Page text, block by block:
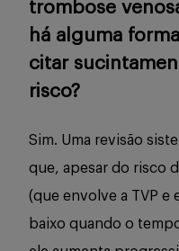
trombose
há alguma
citar
risco?
Sim. Uma revisão
que, apesar do risco
(que envolve a TVP e
baixo quando o